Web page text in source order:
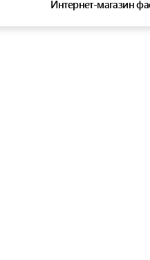
Интернет-магазин